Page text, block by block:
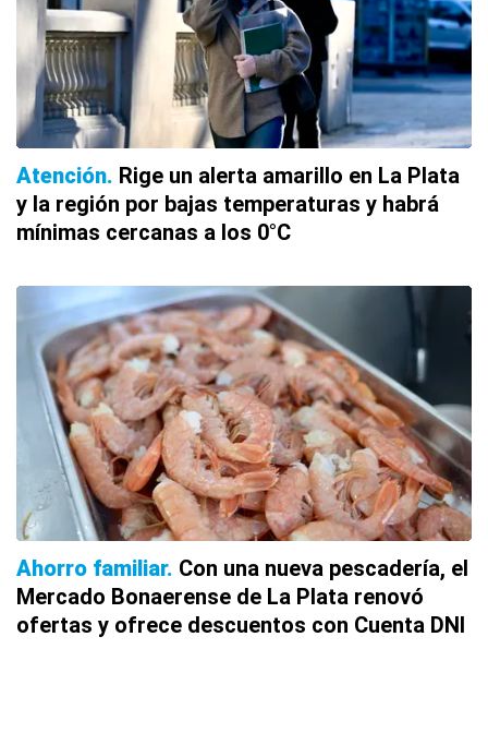
Atención Rige un alerta amarillo en La Plata
y la región por bajas temperaturas y habrá
mínimas cercanas a los 0°C
Ahorro familiar Con una nueva pescadería, el
Mercado Bonaerense de La Plata renovó
ofertas y ofrece descuentos con Cuenta DNI